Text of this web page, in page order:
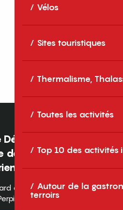
Vélos
Sites touristiques
Thermalisme,
Toutes les activités
Top 10 des activités
Autour de la
terroirs
villages de
espaces naturels, les
sont une destination
des moments en
tout au long...
des Pyrénées-
des Pyrénées
Cedex